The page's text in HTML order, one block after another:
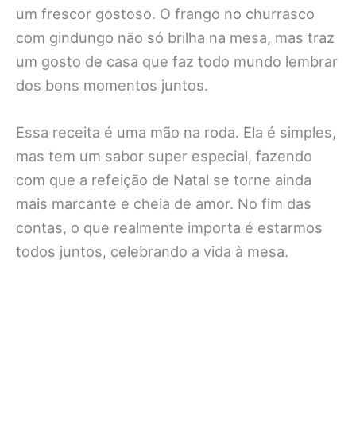
um frescor gostoso. O frango no churrasco
com gindungo não só brilha na mesa, mas traz
um gosto de casa que faz todo mundo lembrar
dos bons momentos juntos.
Essa receita é uma mão na roda. Ela é simples,
mas tem um sabor super especial, fazendo
com que a refeição de Natal se torne ainda
mais marcante e cheia de amor. No fim das
contas, o que realmente importa é estarmos
todos juntos, celebrando a vida à mesa.